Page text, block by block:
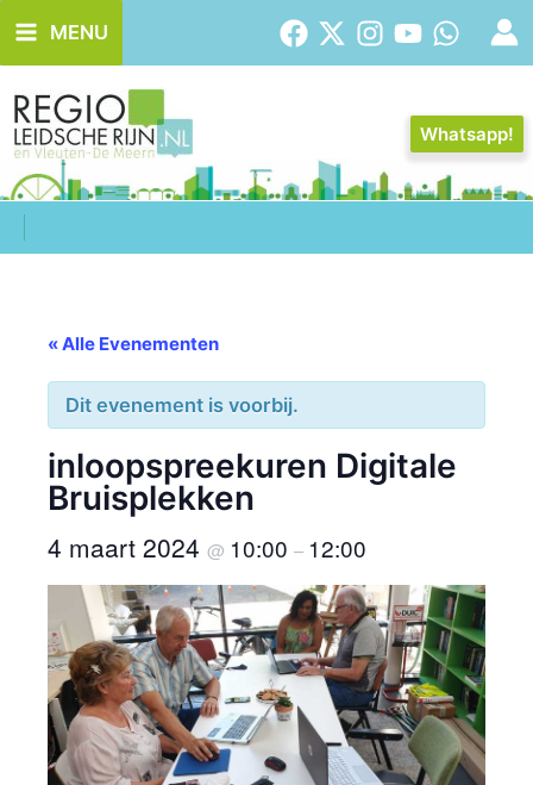
naar
de
inhoud
MENU
Whatsapp!
« Alle Evenementen
Dit evenement is voorbij.
inloopspreekuren Digitale
Bruisplekken
4 maart 2024 @ 10:00 – 12:00